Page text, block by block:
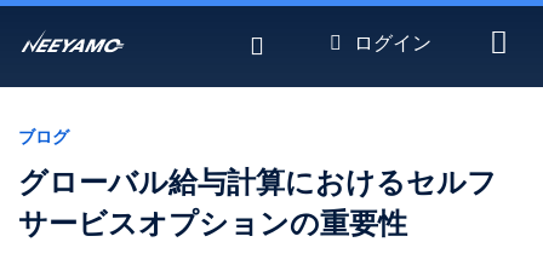
ン
ツ
ログイン
ブログ
グローバル給与計算におけるセルフ
サービスオプションの重要性